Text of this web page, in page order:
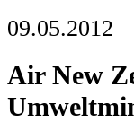
09.05.2012
Air New